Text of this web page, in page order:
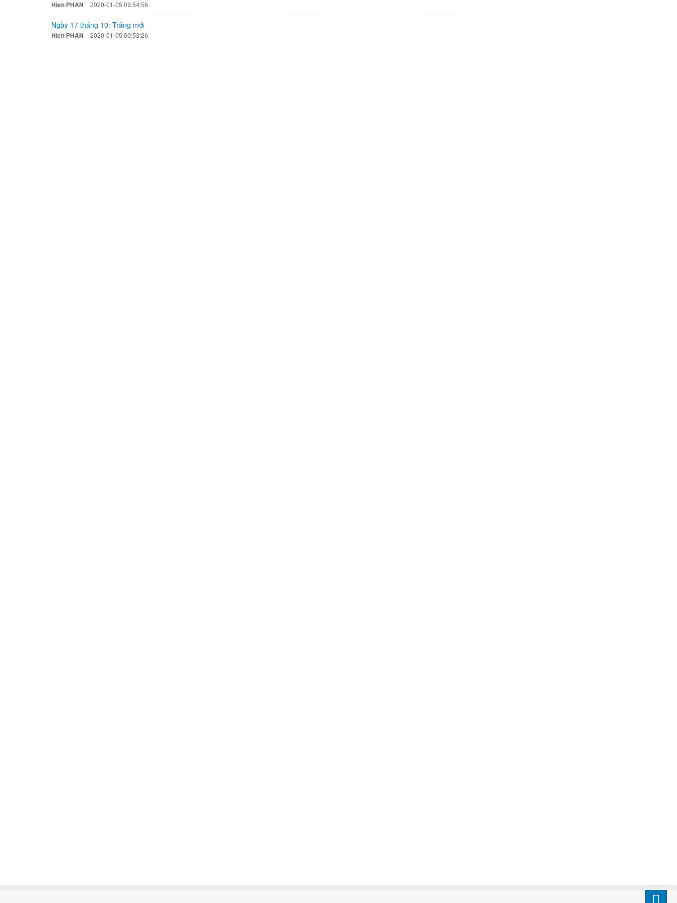
Hien PHAN 2020-01-05 09:54:56
Ngày 17 tháng 10: Trăng mới
Hien PHAN 2020-01-05 00:53:26